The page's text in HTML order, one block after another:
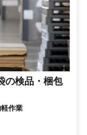
の検品・梱包
軽作業